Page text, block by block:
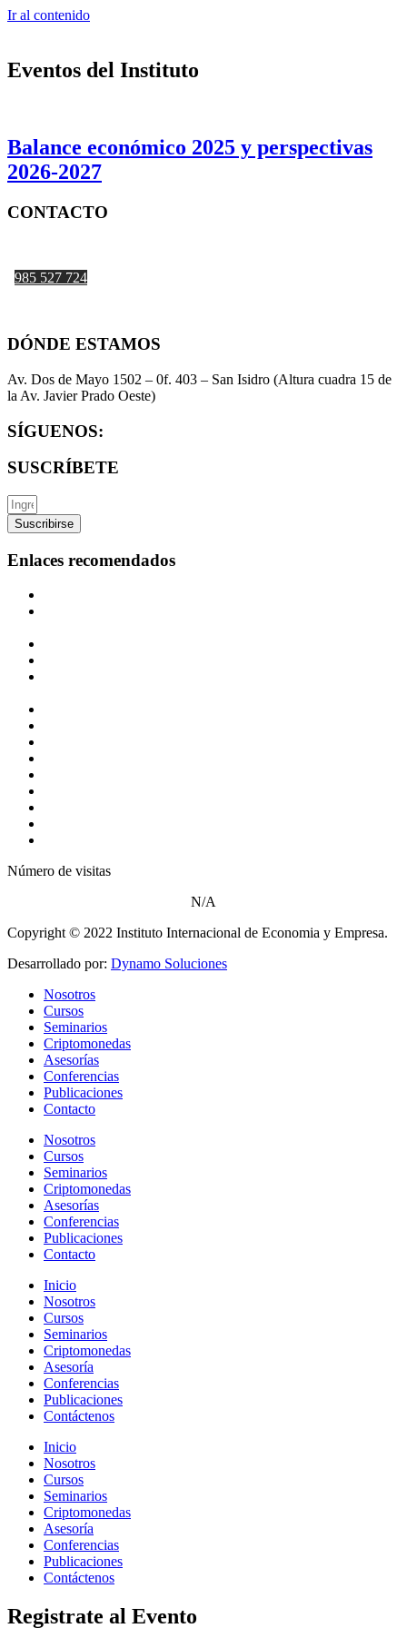
Ir al contenido
Eventos del Instituto
Balance económico 2025 y perspectivas
2026-2027
CONTACTO
985 527 724
DÓNDE ESTAMOS
Av. Dos de Mayo 1502 – 0f. 403 – San Isidro (Altura cuadra 15 de
la Av. Javier Prado Oeste)
SÍGUENOS:
SUSCRÍBETE
Suscribirse
Enlaces recomendados
Número de visitas
N/A
Copyright © 2022 Instituto Internacional de Economia y Empresa.
Desarrollado por: Dynamo Soluciones
Nosotros
Cursos
Seminarios
Criptomonedas
Asesorías
Conferencias
Publicaciones
Contacto
Nosotros
Cursos
Seminarios
Criptomonedas
Asesorías
Conferencias
Publicaciones
Contacto
Inicio
Nosotros
Cursos
Seminarios
Criptomonedas
Asesoría
Conferencias
Publicaciones
Contáctenos
Inicio
Nosotros
Cursos
Seminarios
Criptomonedas
Asesoría
Conferencias
Publicaciones
Contáctenos
Registrate al Evento